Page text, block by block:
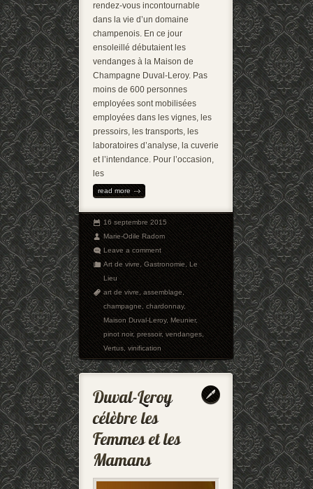
rendez-vous incontournable
dans la vie d’un domaine
champenois. En ce jour
ensoleillé débutaient les
vendanges à la Maison de
Champagne Duval-Leroy. Pas
moins de 600 personnes
employées sont mobilisées
employées dans les vignes, les
pressoirs, les transports, les
laboratoires d’analyse, la cuverie
et l’intendance. Pour l’occasion,
les
read more
16 septembre 2015
Marie-Odile Radom
Leave a comment
Art de vivre,Gastronomie,Le
Lieu
art de vivre,assemblage,
champagne,chardonnay,
Maison Duval-Leroy,Meunier,
pinot noir,pressoir,vendanges,
Vertus,vinification